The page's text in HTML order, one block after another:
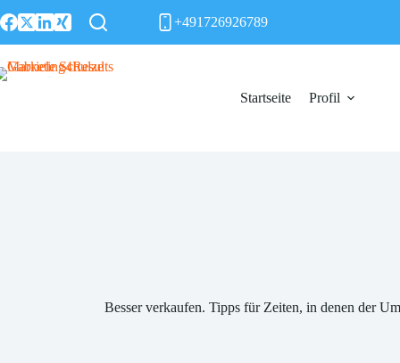
Inhalt
+491726926789
Startseite Profil
Besser verkaufen. Tipps für Zeiten, in denen der